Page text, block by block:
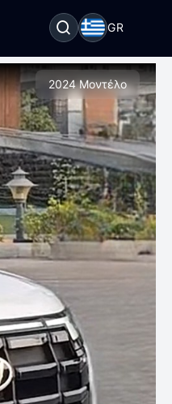
GR
2024 Μοντέλο